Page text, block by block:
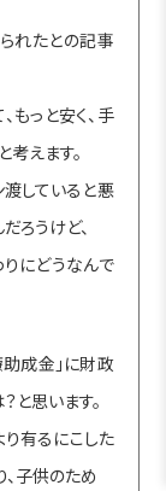
れたとの記事
っと安く、手
えます。
していると悪
ろうけど、
りにどうなんで
助成金」に財政
と思います。
り有るにこした
、子供のため